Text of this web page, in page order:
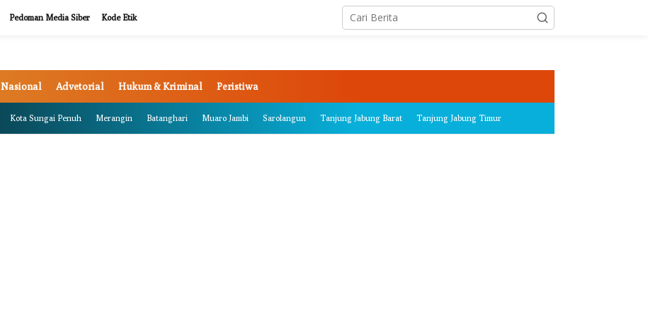
Pedoman Media Siber Kode Etik
Nasional Advetorial Hukum & Kriminal Peristiwa
Kota Sungai Penuh Merangin Batanghari Muaro Jambi Sarolangun Tanjung Jabung Barat Tanjung Jabung Timur